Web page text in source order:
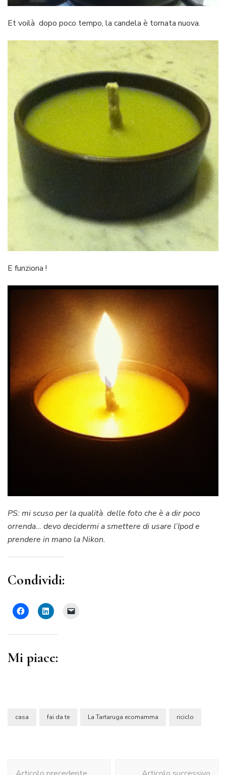
Et voilà dopo poco tempo, la candela è tornata nuova.
E funziona !
PS: mi scuso per la qualità delle foto che è a dir poco
orrenda… devo decidermi a smettere di usare l’Ipod e
prendere in mano la Nikon.
Condividi:
Mi piace:
casa fai da te La Tartaruga ecomamma riciclo